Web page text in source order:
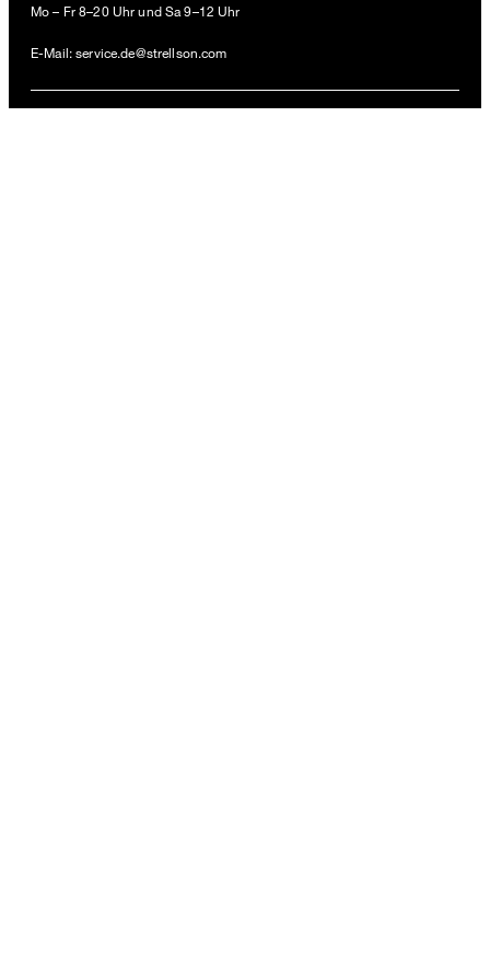
99,95 €Mo – Fr 8–20 Uhr und Sa 9–12 Uhr
E-Mail:service.de@strellson.com